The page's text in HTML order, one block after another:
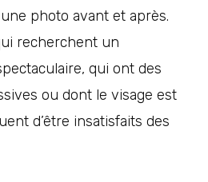
photo avant et après.
recherchent un
qui ont des
ou dont le visage est
d’être insatisfaits des